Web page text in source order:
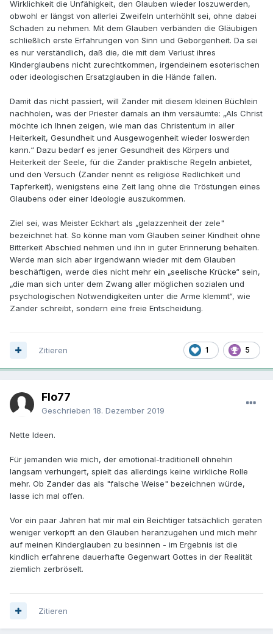
Wirklichkeit die Unfähigkeit, den Glauben wieder loszuwerden,
obwohl er längst von allerlei Zweifeln unterhöhlt sei, ohne dabei
Schaden zu nehmen. Mit dem Glauben verbänden die Gläubigen
schließlich erste Erfahrungen von Sinn und Geborgenheit. Da sei
es nur verständlich, daß die, die mit dem Verlust ihres
Kinderglaubens nicht zurechtkommen, irgendeinem esoterischen
oder ideologischen Ersatzglauben in die Hände fallen.
Damit das nicht passiert, will Zander mit diesem kleinen Büchlein
nachholen, was der Priester damals an ihm versäumte: „Als Christ
möchte ich Ihnen zeigen, wie man das Christentum in aller
Heiterkeit, Gesundheit und Ausgewogenheit wieder loswerden
kann.“ Dazu bedarf es jener Gesundheit des Körpers und
Heiterkeit der Seele, für die Zander praktische Regeln anbietet,
und den Versuch (Zander nennt es religiöse Redlichkeit und
Tapferkeit), wenigstens eine Zeit lang ohne die Tröstungen eines
Glaubens oder einer Ideologie auszukommen.
Ziel sei, was Meister Eckhart als „gelazzenheit der zele"
bezeichnet hat. So könne man vom Glauben seiner Kindheit ohne
Bitterkeit Abschied nehmen und ihn in guter Erinnerung behalten.
Werde man sich aber irgendwann wieder mit dem Glauben
beschäftigen, werde dies nicht mehr ein „seelische Krücke“ sein,
„die man sich unter dem Zwang aller möglichen sozialen und
psychologischen Notwendigkeiten unter die Arme klemmt“, wie
Zander schreibt, sondern eine freie Entscheidung.
1 5
Zitieren
Flo77
Geschrieben 18. Dezember 2019
Nette Ideen.
Für jemanden wie mich, der emotional-traditionell ohnehin
langsam verhungert, spielt das allerdings keine wirkliche Rolle
mehr. Ob Zander das als "falsche Weise" bezeichnen würde,
lasse ich mal offen.
Vor ein paar Jahren hat mir mal ein Beichtiger tatsächlich geraten
weniger verkopft an den Glauben heranzugehen und mich mehr
auf meinen Kinderglauben zu besinnen - im Ergebnis ist die
kindlich erfahrene dauerhafte Gegenwart Gottes in der Realität
ziemlich zerbröselt.
Zitieren